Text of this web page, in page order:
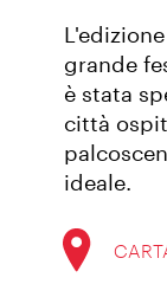
grande
è stata
città
ideale.